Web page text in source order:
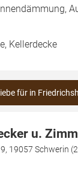
Kellerdecke
für in
u.
19057 Schwerin